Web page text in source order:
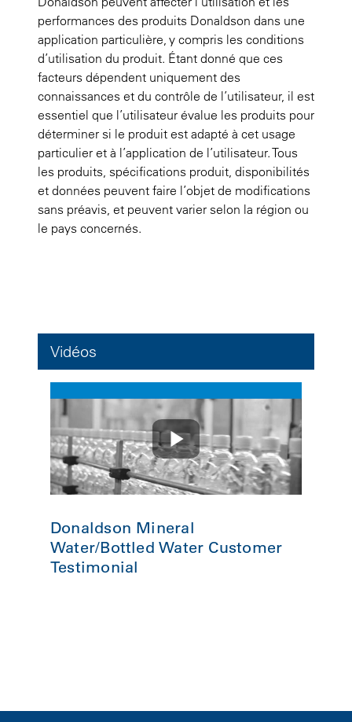
performances des produits Donaldson dans une
application particulière, y compris les conditions
d’utilisation du produit. Étant donné que ces
facteurs dépendent uniquement des
connaissances et du contrôle de l’utilisateur, il est
essentiel que l’utilisateur évalue les produits pour
déterminer si le produit est adapté à cet usage
particulier et à l’application de l’utilisateur. Tous
les produits, spécifications produit, disponibilités
et données peuvent faire l’objet de modifications
sans préavis, et peuvent varier selon la région ou
le pays concernés.
Vidéos
Donaldson Mineral
Water/Bottled Water Customer
Testimonial